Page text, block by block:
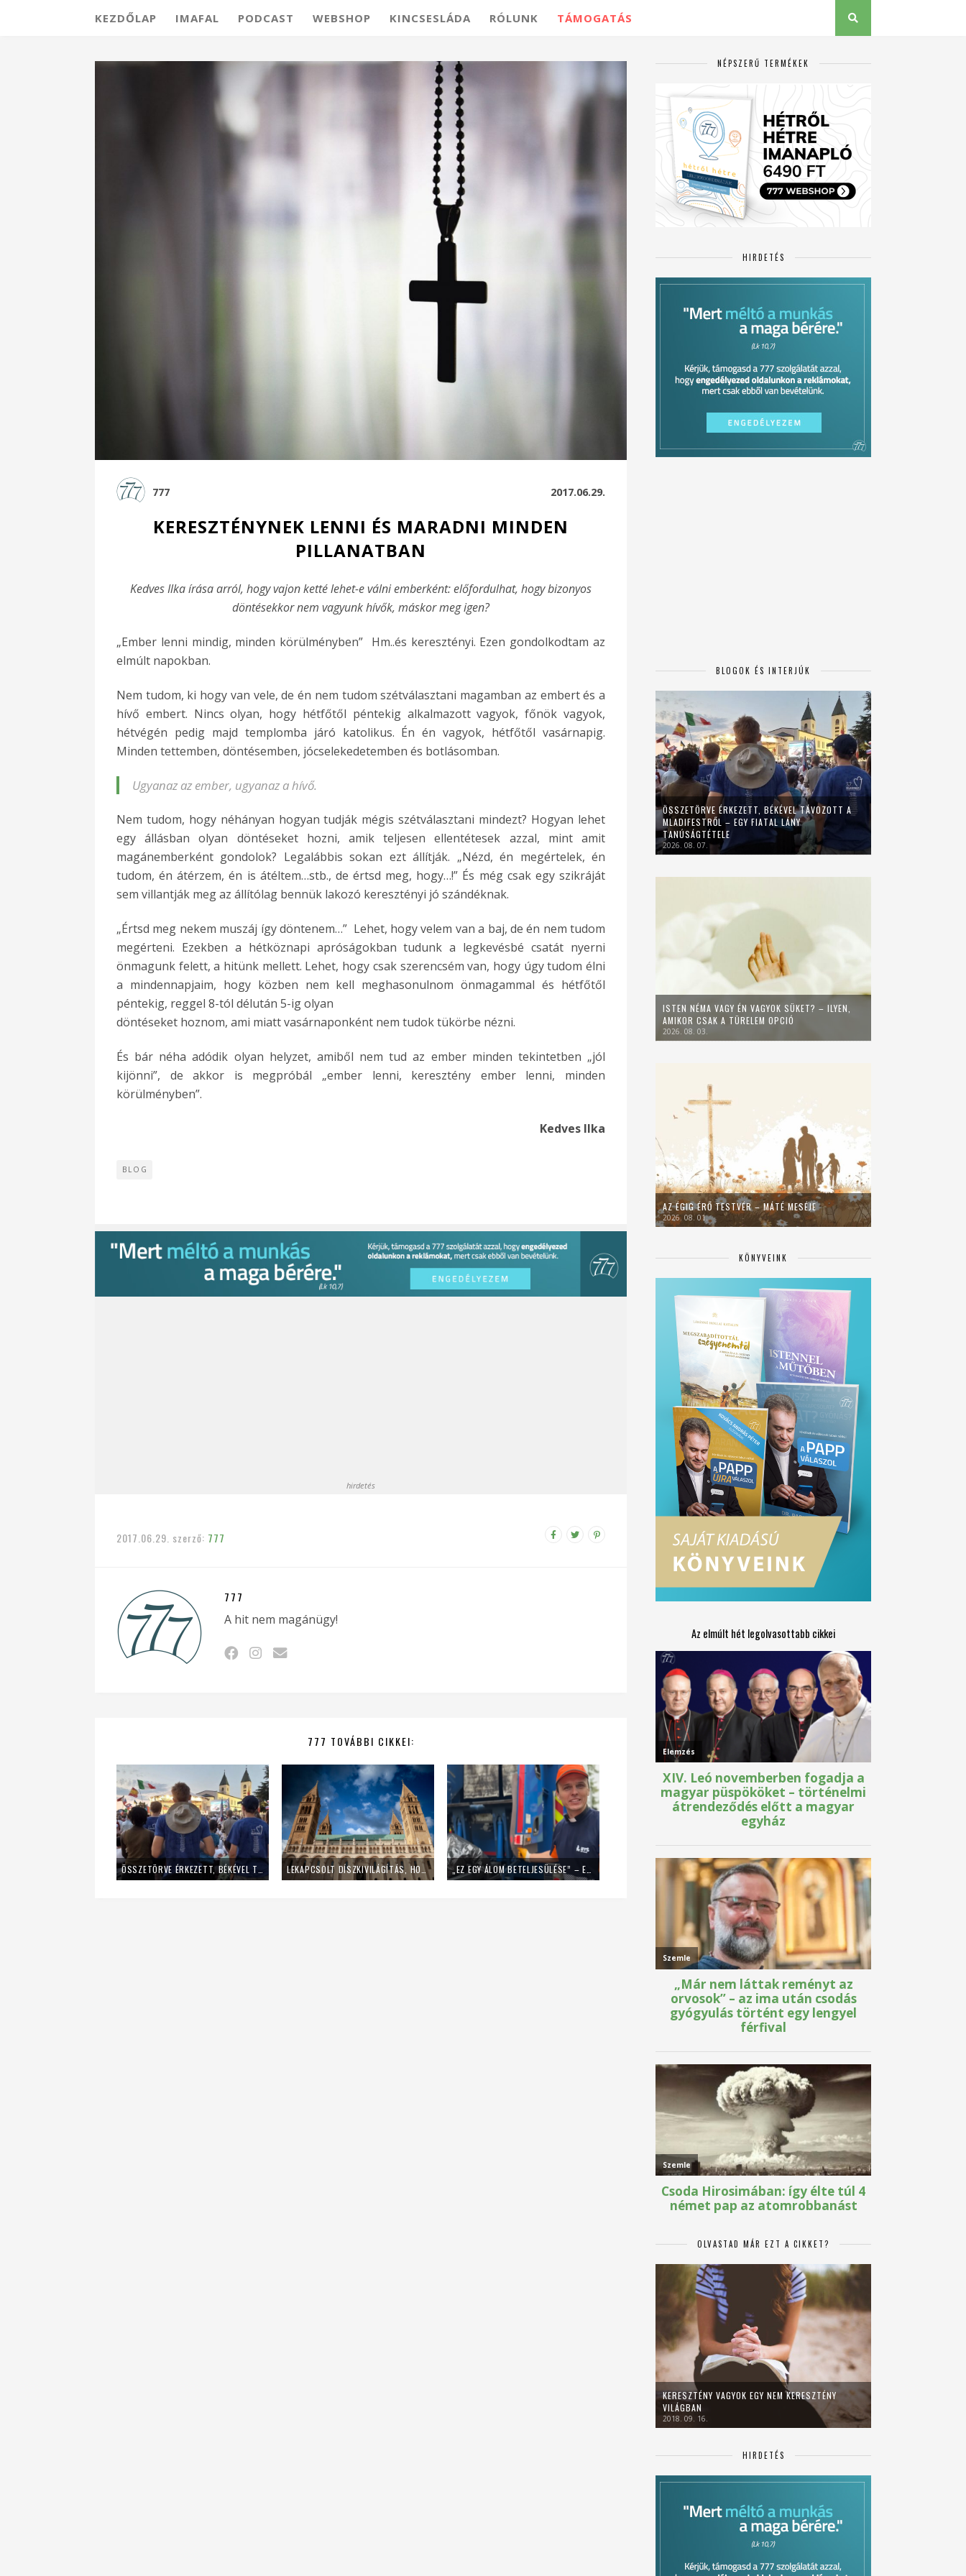
KEZDŐLAP IMAFAL PODCAST WEBSHOP KINCSESLÁDA RÓLUNK TÁMOGATÁS
777 2017.06.29.
KERESZTÉNYNEK LENNI ÉS MARADNI MINDEN
PILLANATBAN
Kedves Ilka írása arról, hogy vajon ketté lehet-e válni emberként: előfordulhat, hogy bizonyos
döntésekkor nem vagyunk hívők, máskor meg igen?
„Ember lenni mindig, minden körülményben” Hm..és keresztényi. Ezen gondolkodtam az
elmúlt napokban.
Nem tudom, ki hogy van vele, de én nem tudom szétválasztani magamban az embert és a
hívő embert. Nincs olyan, hogy hétfőtől péntekig alkalmazott vagyok, főnök vagyok,
hétvégén pedig majd templomba járó katolikus. Én én vagyok, hétfőtől vasárnapig.
Minden tettemben, döntésemben, jócselekedetemben és botlásomban.
Ugyanaz az ember, ugyanaz a hívő.
Nem tudom, hogy néhányan hogyan tudják mégis szétválasztani mindezt? Hogyan lehet
egy állásban olyan döntéseket hozni, amik teljesen ellentétesek azzal, mint amit
magánemberként gondolok? Legalábbis sokan ezt állítják. „Nézd, én megértelek, én
tudom, én átérzem, én is átéltem…stb., de értsd meg, hogy…!” És még csak egy szikráját
sem villantják meg az állítólag bennük lakozó keresztényi jó szándéknak.
„Értsd meg nekem muszáj így döntenem…” Lehet, hogy velem van a baj, de én nem tudom
megérteni. Ezekben a hétköznapi apróságokban tudunk a legkevésbé csatát nyerni
önmagunk felett, a hitünk mellett. Lehet, hogy csak szerencsém van, hogy úgy tudom élni
a mindennapjaim, hogy közben nem kell meghasonulnom önmagammal és hétfőtől
péntekig, reggel 8-tól délután 5-ig olyan
döntéseket hoznom, ami miatt vasárnaponként nem tudok tükörbe nézni.
És bár néha adódik olyan helyzet, amiből nem tud az ember minden tekintetben „jól
kijönni”, de akkor is megpróbál „ember lenni, keresztény ember lenni, minden
körülményben”.
Kedves Ilka
BLOG
hirdetés
2017.06.29. szerző: 777
777
A hit nem magánügy!
777 TOVÁBBI CIKKEI:
LEKAPCSOLT DÍSZKIVILÁGÍTÁS, HOME OFFICE – ÍGY SPÓROL AZ ENERGIÁVAL A PÉCSI EGYHÁZMEGYE
NÉPSZERŰ TERMÉKEK
HIRDETÉS
BLOGOK ÉS INTERJÚK
ÖSSZETÖRVE ÉRKEZETT, BÉKÉVEL TÁVOZOTT A
MLADIFESTRŐL – EGY FIATAL LÁNY
TANÚSÁGTÉTELE
2026. 08. 07.
ISTEN NÉMA VAGY ÉN VAGYOK SÜKET? – ILYEN,
AMIKOR CSAK A TÜRELEM OPCIÓ
2026. 08. 03.
AZ ÉGIG ÉRŐ TESTVÉR – MÁTÉ MESÉJE
2026. 08. 01.
KÖNYVEINK
Az elmúlt hét legolvasottabb cikkei
OLVASTAD MÁR EZT A CIKKET?
KERESZTÉNY VAGYOK EGY NEM KERESZTÉNY
VILÁGBAN
2018. 09. 16.
HIRDETÉS